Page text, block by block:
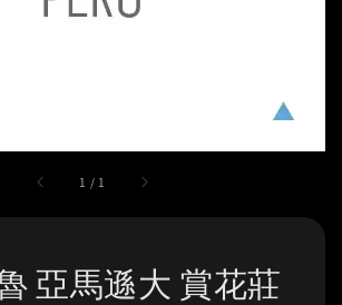
1 / 1
亞馬遜大 賞花莊